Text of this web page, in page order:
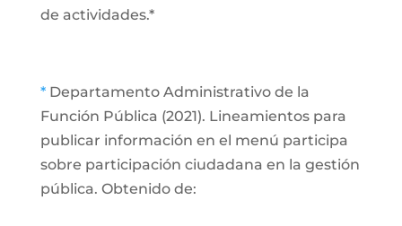
de actividades.*
* Departamento Administrativo de la
Función Pública (2021). Lineamientos para
publicar información en el menú participa
sobre participación ciudadana en la gestión
pública. Obtenido de: